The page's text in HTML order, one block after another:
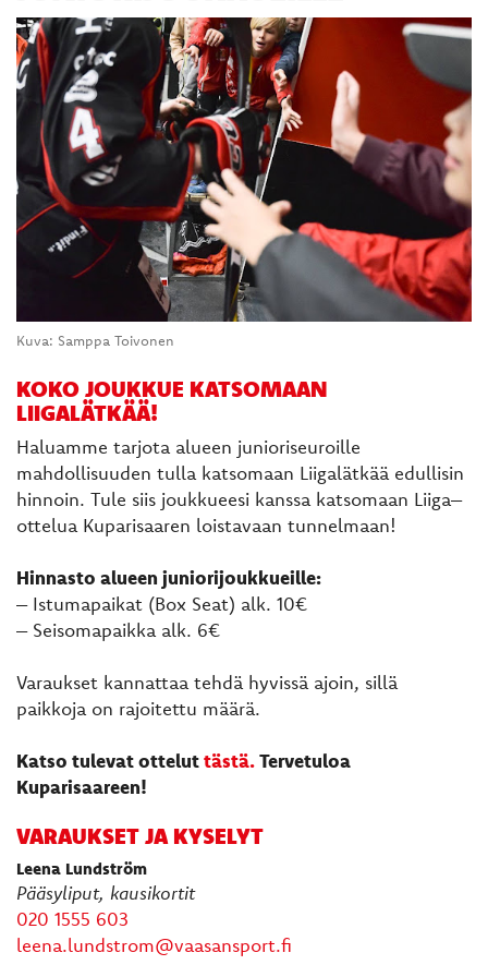
Kuva: Samppa Toivonen
KOKO JOUKKUE KATSOMAAN
LIIGALÄTKÄÄ!
Haluamme tarjota alueen junioriseuroille
mahdollisuuden tulla katsomaan Liigalätkää edullisin
hinnoin. Tule siis joukkueesi kanssa katsomaan Liiga–
ottelua Kuparisaaren loistavaan tunnelmaan!
Hinnasto alueen juniorijoukkueille:
– Istumapaikat (Box Seat) alk. 10€
– Seisomapaikka alk. 6€
Varaukset kannattaa tehdä hyvissä ajoin, sillä
paikkoja on rajoitettu määrä.
Katso tulevat otteluttästä.Tervetuloa
Kuparisaareen!
VARAUKSET JA KYSELYT
Leena Lundström
Pääsyliput, kausikortit
020 1555 603
leena.lundstrom@vaasansport.fi